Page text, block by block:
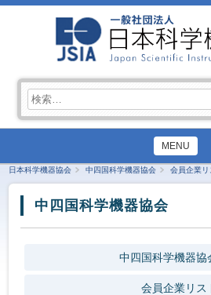
MENU
日本科学機器協会 中四国科学機器協会 会員企業リ
中四国科学機器協会
中四国科学機器協
会員企業リス